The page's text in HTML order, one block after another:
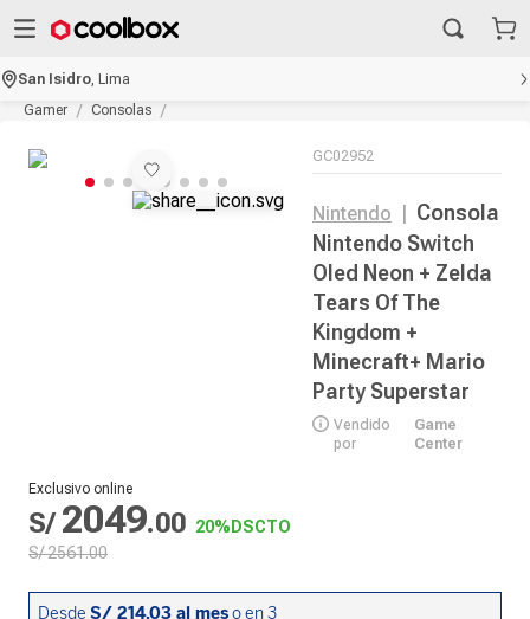
San Isidro ,Lima
Gamer
Consolas
GC02952
Nintendo
Consola
Nintendo Switch
Oled Neon + Zelda
Tears Of The
Kingdom +
Minecraft+ Mario
Party Superstar
Vendido
por
Game
Center
Exclusivo online
S/ 2049.00 20% DSCTO
S/2561.00